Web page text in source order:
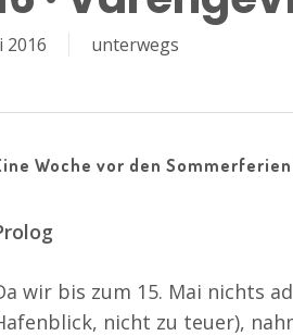
2016 unterwegs
Woche vor den
wir bis zum 15. Mai nichts
nicht zu teuer),